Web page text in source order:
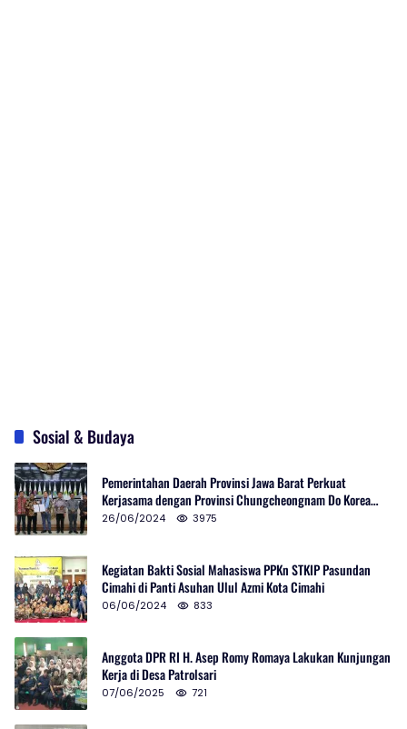
Sosial & Budaya
Pemerintahan Daerah Provinsi Jawa Barat Perkuat
Kerjasama dengan Provinsi Chungcheongnam Do Korea
Selatan
26/06/2024 3975
Kegiatan Bakti Sosial Mahasiswa PPKn STKIP Pasundan
Cimahi di Panti Asuhan Ulul Azmi Kota Cimahi
06/06/2024 833
Anggota DPR RI H. Asep Romy Romaya Lakukan Kunjungan
Kerja di Desa Patrolsari
07/06/2025 721